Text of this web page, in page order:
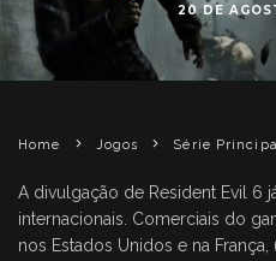
20 DE
Home Jogos Série
A divulgação de Resident Evil 6
internacionais. Comerciais do
nos Estados Unidos e na